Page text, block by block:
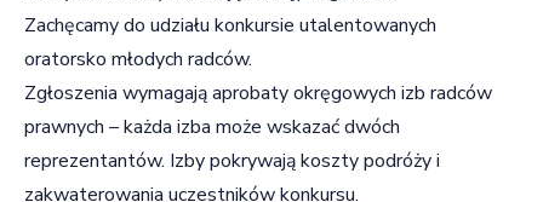
Zachęcamy do udziału konkursie utalentowanych
oratorsko młodych radców.
Zgłoszenia wymagają aprobaty okręgowych izb radców
prawnych – każda izba może wskazać dwóch
reprezentantów. Izby pokrywają koszty podróży i
zakwaterowania uczestników konkursu.